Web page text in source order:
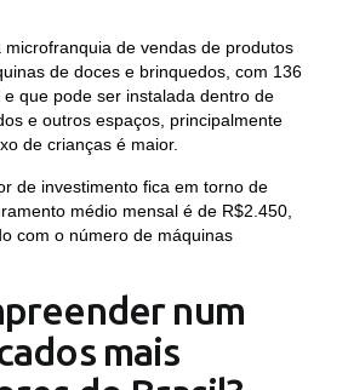
microfranquia de vendas de produtos
de doces e brinquedos, com 136
que pode ser instalada dentro de
e outros espaços, principalmente
de crianças é maior.
de investimento fica em torno de
médio mensal é de R$2.450,
com o número de máquinas
num
mais